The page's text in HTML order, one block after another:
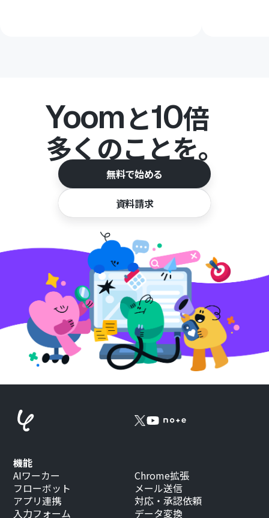
Yoomと10倍
多くのことを。
無料で始める
資料請求
機能
AIワーカー
フローボット
アプリ連携
入力フォーム
Chrome拡張
メール送信
対応・承認依頼
データ変換